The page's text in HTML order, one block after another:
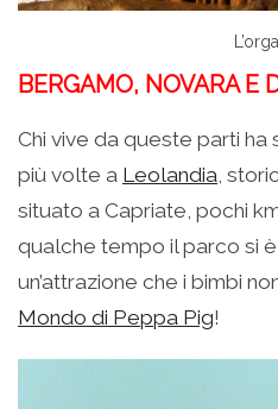
BERGAMO, NOVARA E
Chi vive da queste parti
più volte a Leolandia,
situato a Capriate, pochi
qualche tempo il parco si
un’attrazione che i bimbi
Mondo di Peppa Pig!